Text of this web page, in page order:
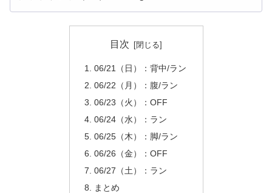
目次
06/21（日）：背中/ラン
06/22（月）：腹/ラン
06/23（火）：OFF
06/24（水）：ラン
06/25（木）：脚/ラン
06/26（金）：OFF
06/27（土）：ラン
まとめ